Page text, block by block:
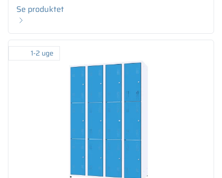
Se produktet
1-2 uge